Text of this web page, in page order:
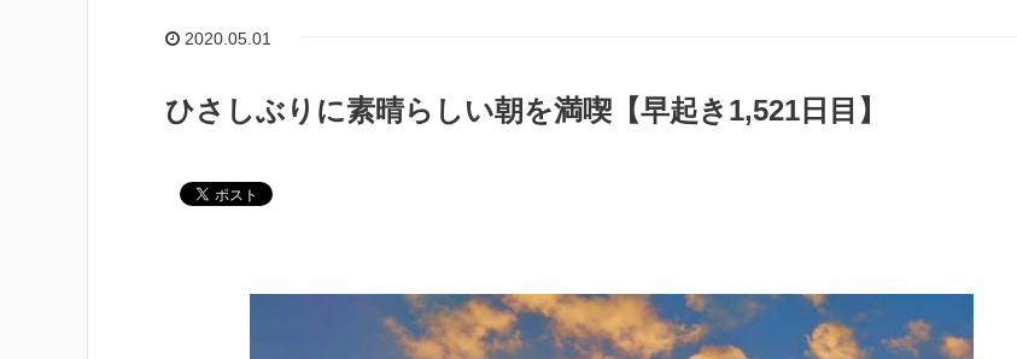
2020.05.01
ひさしぶりに素晴らしい朝を満喫【早起き1,521日目】